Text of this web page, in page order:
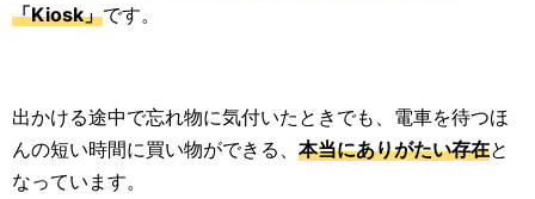
「Kiosk」です。
出かける途中で忘れ物に気付いたときでも、電車を待つほ
んの短い時間に買い物ができる、 本当にありがたい存在と
なっています。